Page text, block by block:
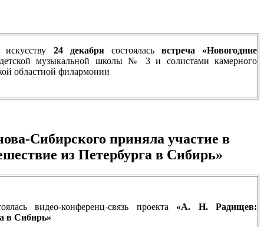
24 декабрясостоялась встреча «Новогодние
музыкальной школы № 3 и солистами камерного
областной филармонии
Сибирского приняла участие в
из Петербурга в Сибирь»
видео-конференц-связь проекта «А. Н. Радищев:
в Сибирь»